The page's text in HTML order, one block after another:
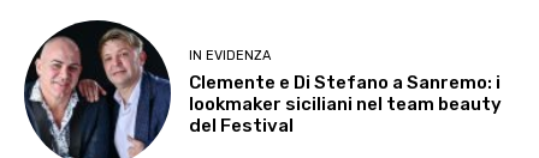
IN EVIDENZA
Clemente e Di Stefano a Sanremo: i
lookmaker siciliani nel team beauty
del Festival